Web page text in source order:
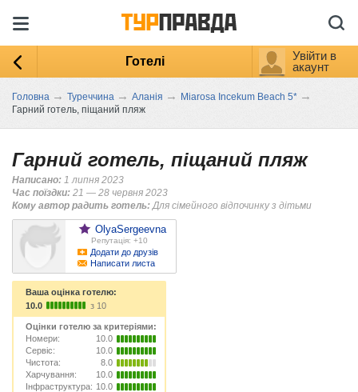
Готелі
Увійти в
акаунт
Головна → Туреччина → Аланія → Miarosa Incekum Beach 5* →
Гарний готель, піщаний пляж
Гарний готель, піщаний пляж
Написано: 1 липня 2023
Час поїздки: 21 — 28 червня 2023
Кому автор радить готель: Для сімейного відпочинку з дітьми
OlyaSergeevna
Репутація: +10
Додати до друзів
Написати листа
Ваша оцінка готелю:
10.0
з 10
Оцінки готелю за критеріями:
Номери:
10.0
Сервіс:
10.0
Чистота:
8.0
Харчування:
10.0
Інфраструктура: 10.0